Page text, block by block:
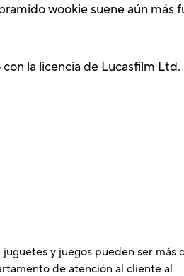
wookie suene aún más
la licencia de Lucasfilm
y juegos pueden ser
de atención al cliente al